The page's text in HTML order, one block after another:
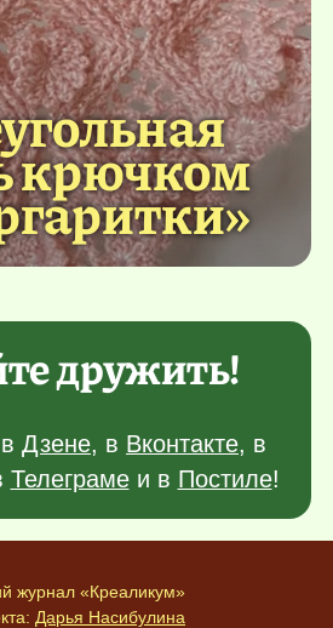
крючком
дружить!
Дзене, в Вконтакте, в
Телеграмеи в Постиле!
журнал «Креаликум»
Дарья Насибулина